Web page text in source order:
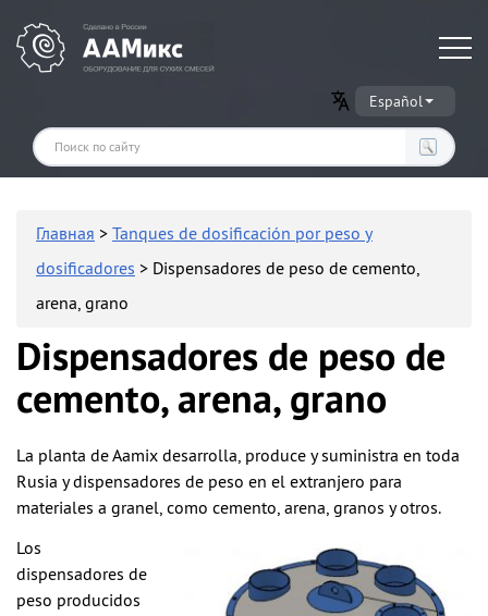
Оборудование для производства сухих строительных смесей
Español
Главная > Tanques de dosificación por peso y
dosificadores > Dispensadores de peso de cemento,
arena, grano
Dispensadores de peso de
cemento, arena, grano
La planta de Aamix desarrolla, produce y suministra en toda
Rusia y dispensadores de peso en el extranjero para
materiales a granel, como cemento, arena, granos y otros.
Los
dispensadores de
peso producidos